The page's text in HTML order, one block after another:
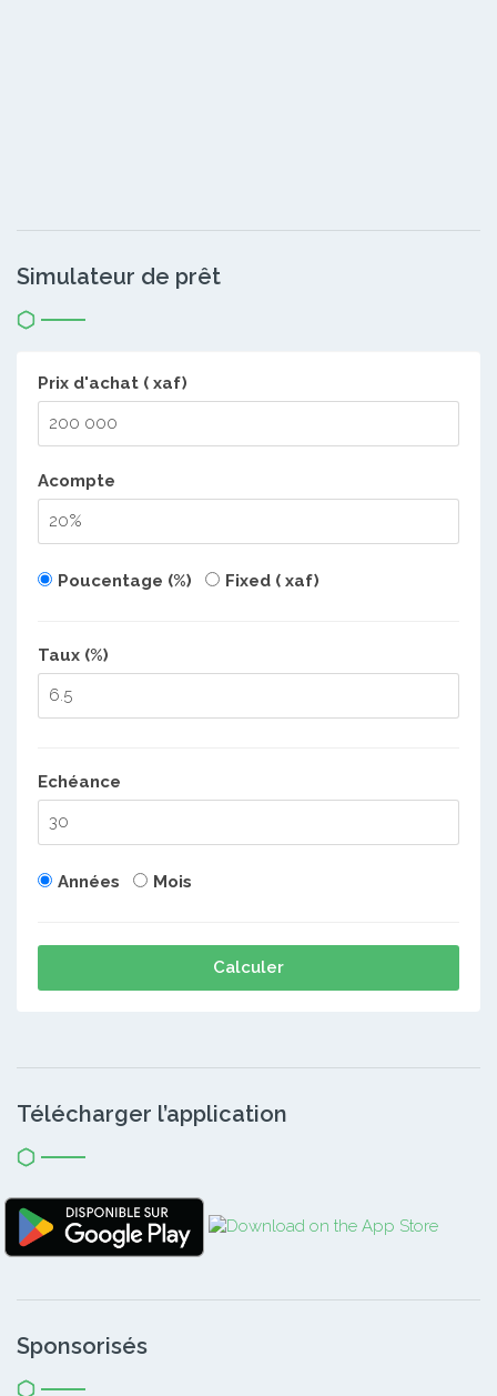
Simulateur de prêt
Prix d'achat ( xaf)
Acompte
Poucentage (%) Fixed ( xaf)
Taux (%)
Echéance
Années Mois
Calculer
Télécharger l’application
Sponsorisés